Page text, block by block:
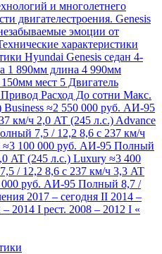
и многолетнего
двигателестроения. Genesis
эмоции от
характеристики
Hyundai Genesis седан 4-
1 890мм длина 4 990мм
мест 5 Двигатель
Расход До сотни Макс.
Business ≈2 550 000 руб. АИ-95
км/ч 2,0 AT (245 л.с.) Advance
7,5 / 12,2 8,6 с 237 км/ч
≈3 100 000 руб. АИ-95 Полный
AT (245 л.с.) Luxury ≈3 400
/ 12,2 8,6 с 237 км/ч 3,3 AT
000 руб. АИ-95 Полный 8,7 /
2017 – сегодня II 2014 –
2014 I рест. 2008 – 2012 I «